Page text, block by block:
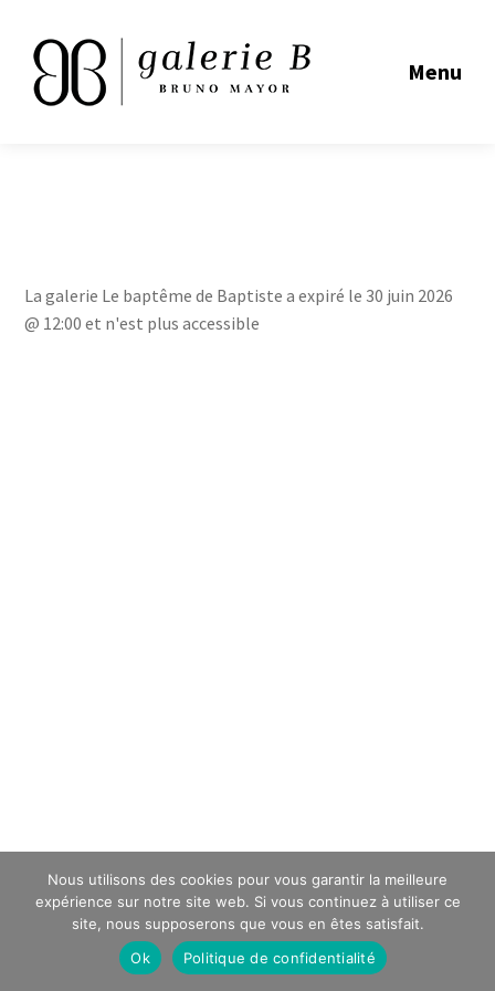
Menu
La galerie Le baptême de Baptiste a expiré le 30 juin 2026
@ 12:00 et n'est plus accessible
Nous utilisons des cookies pour vous garantir la meilleure
expérience sur notre site web. Si vous continuez à utiliser ce
site, nous supposerons que vous en êtes satisfait.
Ok
Politique de confidentialité